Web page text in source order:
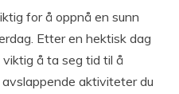
for å oppnå en sunn
Etter en hektisk dag
å ta seg tid til å
aktiviteter du